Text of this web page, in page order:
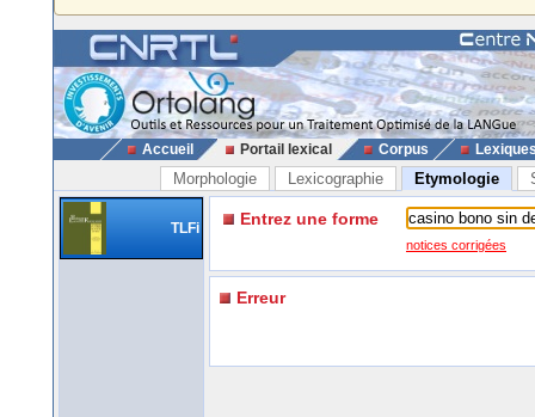
Accueil Portail lexical Corpus
Morphologie Lexicographie Etymologie
TLFi Entrez une forme
notices corrigées
Erreur